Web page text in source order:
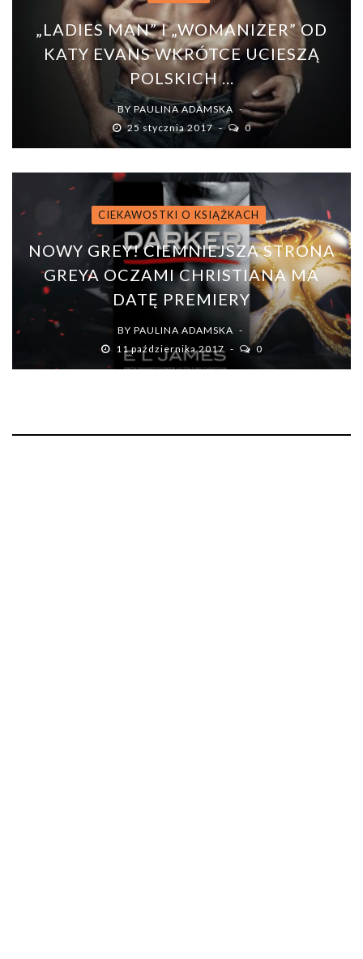
„LADIES MAN” I „WOMANIZER” OD
KATY EVANS WKRÓTCE UCIESZĄ
POLSKICH ...
BYPAULINA ADAMSKA
25 stycznia 2017
0
CIEKAWOSTKI O KSIĄŻKACH
NOWY GREY! CIEMNIEJSZA STRONA
GREYA OCZAMI CHRISTIANA MA
DATĘ PREMIERY
BY PAULINA ADAMSKA
11 października 2017
0